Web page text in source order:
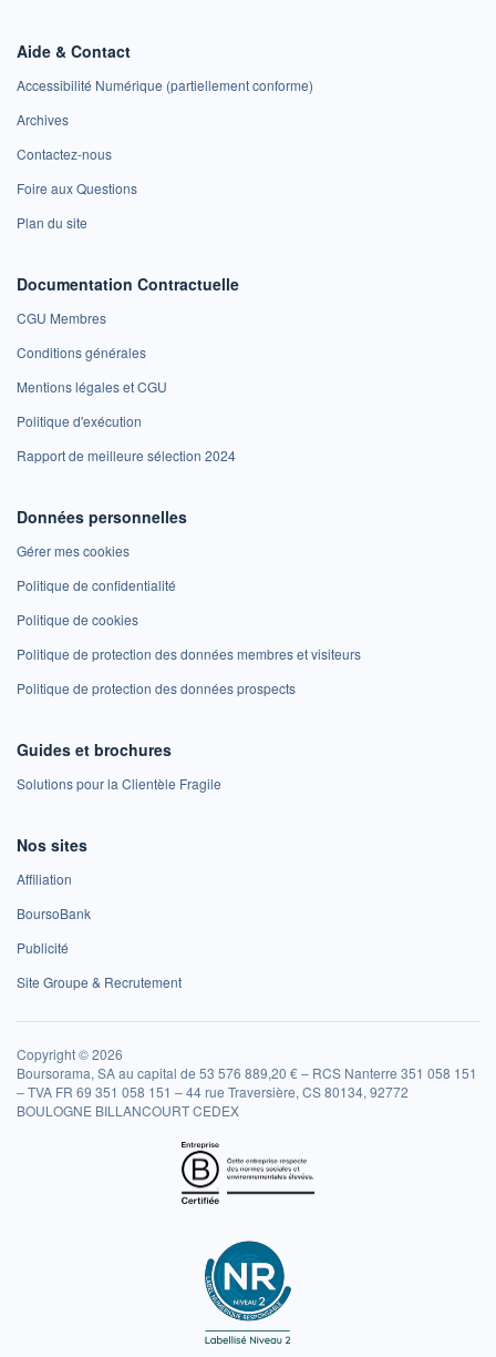
Aide & Contact
Accessibilité Numérique (partiellement conforme)
Archives
Contactez-nous
Foire aux Questions
Plan du site
Documentation Contractuelle
CGU Membres
Conditions générales
Mentions légales et CGU
Politique d'exécution
Rapport de meilleure sélection 2024
Données personnelles
Gérer mes cookies
Politique de confidentialité
Politique de cookies
Politique de protection des données membres et visiteurs
Politique de protection des données prospects
Guides et brochures
Solutions pour la Clientèle Fragile
Nos sites
Affiliation
BoursoBank
Publicité
Site Groupe & Recrutement
Copyright © 2026
Boursorama, SA au capital de 53 576 889,20 € – RCS Nanterre 351 058 151
– TVA FR 69 351 058 151 – 44 rue Traversière, CS 80134, 92772
BOULOGNE BILLANCOURT CEDEX